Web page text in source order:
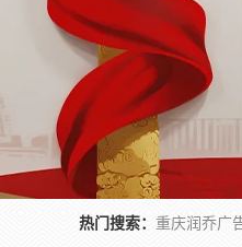
热门搜索：